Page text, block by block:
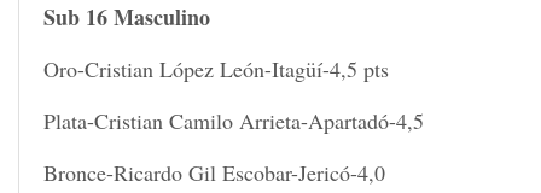
Sub 16 Masculino
Oro-Cristian López León-Itagüí-4,5 pts
Plata-Cristian Camilo Arrieta-Apartadó-4,5
Bronce-Ricardo Gil Escobar-Jericó-4,0